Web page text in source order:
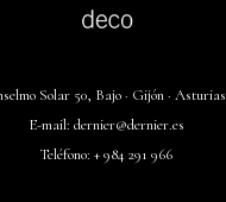
Solar 50, Bajo · Gijón · Asturias
E-mail: dernier@dernier.es
Teléfono: + 984 291 966